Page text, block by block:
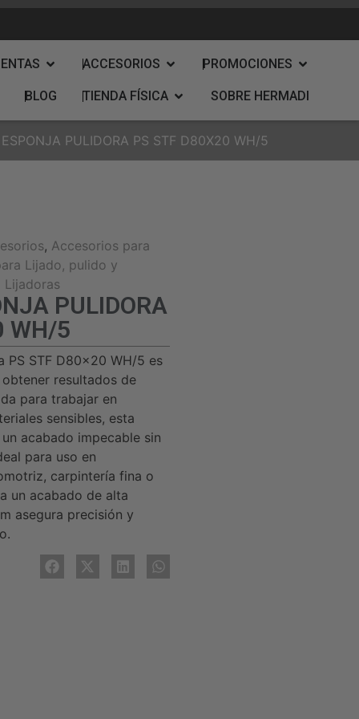
ACCESORIOS PROMOCIONES
BLOG TIENDA FÍSICA SOBRE HERMADI
PULIDORA PS STF D80X20 WH/5
, Accesorios para
Lijado, pulido y
Lijadoras
PULIDORA
WH/5
PS STF D80x20 WH/5 es
resultados de
para trabajar en
sensibles, esta
acabado impecable sin
para uso en
carpintería fina o
un acabado de alta
asegura precisión y